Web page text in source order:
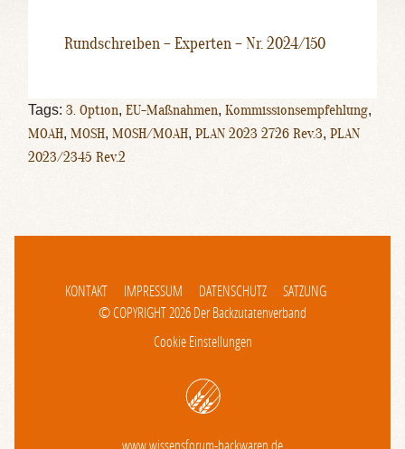
Rundschreiben – Experten – Nr. 2024/150
Tags: 3. Option, EU-Maßnahmen, Kommissionsempfehlung,
MOAH, MOSH, MOSH/MOAH, PLAN 2023 2726 Rev.3, PLAN
2023/2345 Rev.2
KONTAKT IMPRESSUM DATENSCHUTZ
SATZUNG
© COPYRIGHT 2026 Der Backzutatenverband
Cookie Einstellungen
www.wissensforum-backwaren.de